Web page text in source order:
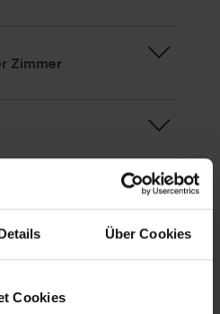
Über Cookies
Cookies
Zimmer